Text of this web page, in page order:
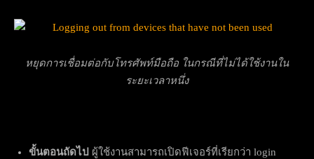
หยุดการเชื่อมต่อกับโทรศัพท์มือถือ ในกรณีที่ไม่ได้ใช้งานใน
ระยะเวลาหนึ่ง
ขั้นตอนถัดไป ผู้ใช้งานสามารถเปิดฟีเจอร์ที่เรียกว่า login